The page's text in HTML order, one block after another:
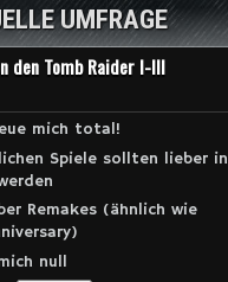
UMFRAGE
den Tomb Raider I-III
mich total!
Spiele sollten lieber in
Remakes (ähnlich wie
null